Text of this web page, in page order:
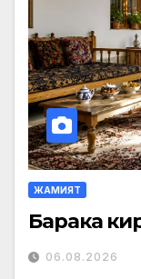
ЖАМИЯТ
Барака
06.08.2026